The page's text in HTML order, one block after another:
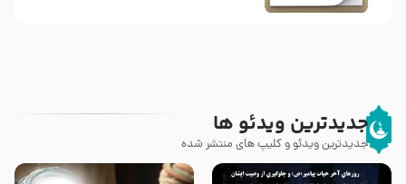
جدیدترین ویدئو ها
جدیدترین ویدئو و کلیپ های منتشر شده